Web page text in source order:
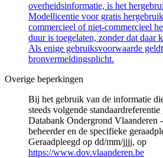
overheidsinformatie, is het
Modellicentie voor gratis
commercieel of niet-commercieel
duur is toegelaten, zonder dat daar
Als enige gebruiksvoorwaarde
bronvermeldingsplicht.
Overige beperkingen
Bij het gebruik van de informatie
steeds volgende
Databank Ondergrond Vlaanderen
beheerder en de specifieke
Geraadpleegd op dd/mm/jjjj, op
https://www.dov.vlaanderen.be